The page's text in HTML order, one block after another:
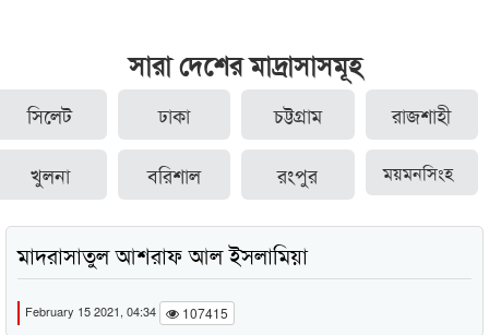
সারা দেশের মাদ্রাসাসমূহ
সিলেট ঢাকা চট্টগ্রাম রাজশাহী
খুলনা বরিশাল রংপুর ময়মনসিংহ
মাদরাসাতুল আশরাফ আল ইসলামিয়া
February 15 2021, 04:34 107415